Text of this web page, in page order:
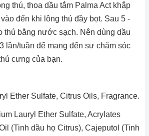
thú, thoa dầu tắm Palma Act khắp
đến khi lông thú đầy bọt. Sau 5 -
thú bằng nước sạch. Nên dùng dầu
lần/tuần để mang đến sự chăm sóc
cưng của bạn.
Ether Sulfate, Citrus Oils, Fragrance.
Lauryl Ether Sulfate, Acrylates
(Tinh dầu họ Citrus), Cajeputol (Tinh